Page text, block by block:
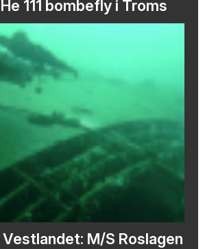
111 bombefly i Troms
M/S Roslagen